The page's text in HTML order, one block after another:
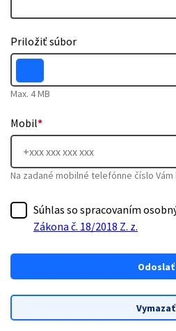
Priložiť súbor
Max. 4 MB
Mobil*
Na zadané mobilné telefónne číslo
Súhlas so spracovaním
Zákona č. 18/2018 Z. z.